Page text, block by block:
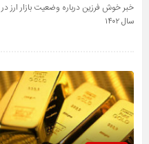
خبر خوش فرزین درباره وضعیت بازار ارز در
سال ۱۴۰۲